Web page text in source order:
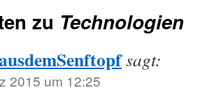
zu Technologien
sagt:
2015 um 12:25